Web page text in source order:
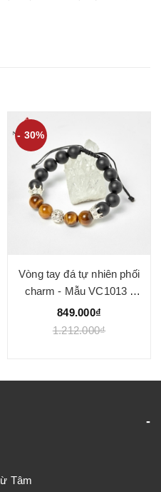
- 30%
Vòng tay đá tự nhiên phối
charm - Mẫu VC1013 -
Ngọc Quý
849.000₫
1.212.000₫
Tâm